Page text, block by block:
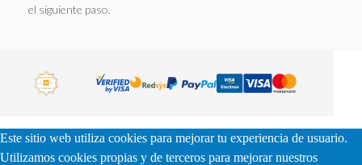
el siguiente paso.
Este sitio web utiliza cookies para mejorar tu experiencia de usuario.
Utilizamos cookies propias y de terceros para mejorar nuestros